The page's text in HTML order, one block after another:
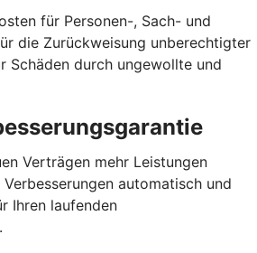
für Personen-, Sach- und
die Zurückweisung unberechtigter
Schäden durch ungewollte und
Verträgen mehr Leistungen
automatisch und
Ihren laufenden